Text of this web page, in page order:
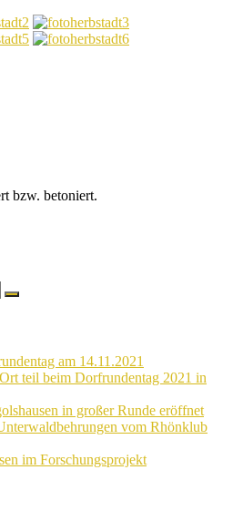
bzw. betoniert.
am 14.11.2021
teil beim Dorfrundentag 2021 in
in großer Runde eröffnet
vom Rhönklub
im Forschungsprojekt